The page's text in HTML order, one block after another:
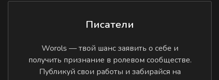
Писатели
Worols — твой шанс заявить о себе и
получить признание в ролевом сообществе.
Публикуй свои работы и забирайся на